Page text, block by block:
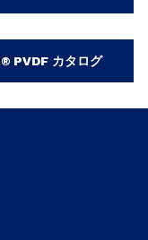
PVDF カタログ